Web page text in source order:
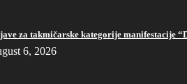
za takmičarske kategorije manifestacije
6, 2026